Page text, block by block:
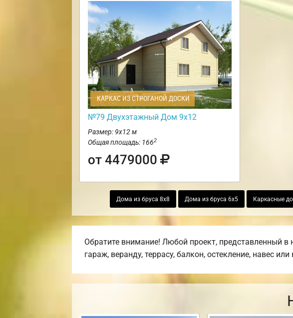
КАРКАС ИЗ СТРОГАНОЙ ДОСКИ
№79 Двухэтажный Дом 9х12
Размер: 9х12 м
Общая площадь: 1662
от 4479000
Дома из бруса 8х8 Дома из бруса 6х5 Каркасные
Обратите внимание! Любой проект, представленный
гараж, веранду, террасу, балкон, остекление, навес